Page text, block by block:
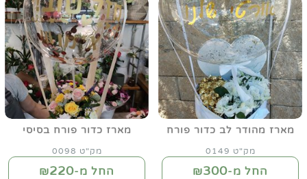
מארז מהודר לב כדור פורח
מק"ט 0149
החל מ-₪300
מארז כדור פורח בסיסי
מק"ט 0098
החל מ-₪220